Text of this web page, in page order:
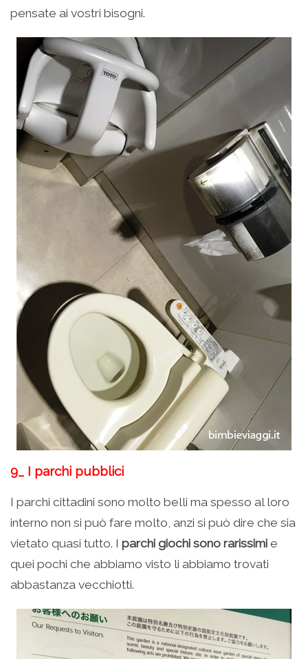
pensate ai vostri bisogni.
9_ I parchi pubblici
I parchi cittadini sono molto belli ma spesso al loro
interno non si può fare molto, anzi si può dire che sia
vietato quasi tutto. I parchi giochi sono rarissimi e
quei pochi che abbiamo visto li abbiamo trovati
abbastanza vecchiotti.